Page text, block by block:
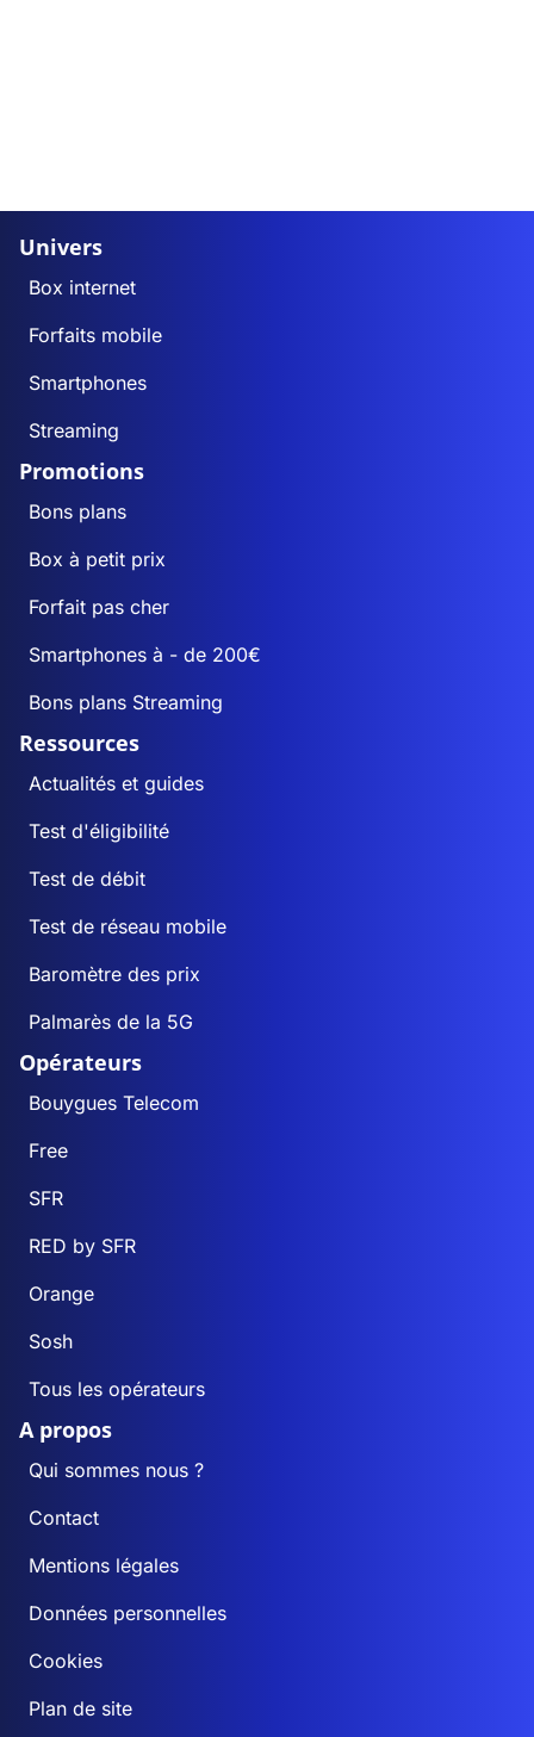
Univers
Box internet
Forfaits mobile
Smartphones
Streaming
Promotions
Bons plans
Box à petit prix
Forfait pas cher
Smartphones à - de 200€
Bons plans Streaming
Ressources
Actualités et guides
Test d'éligibilité
Test de débit
Test de réseau mobile
Baromètre des prix
Palmarès de la 5G
Opérateurs
Bouygues Telecom
Free
SFR
RED by SFR
Orange
Sosh
Tous les opérateurs
A propos
Qui sommes nous ?
Contact
Mentions légales
Données personnelles
Cookies
Plan de site